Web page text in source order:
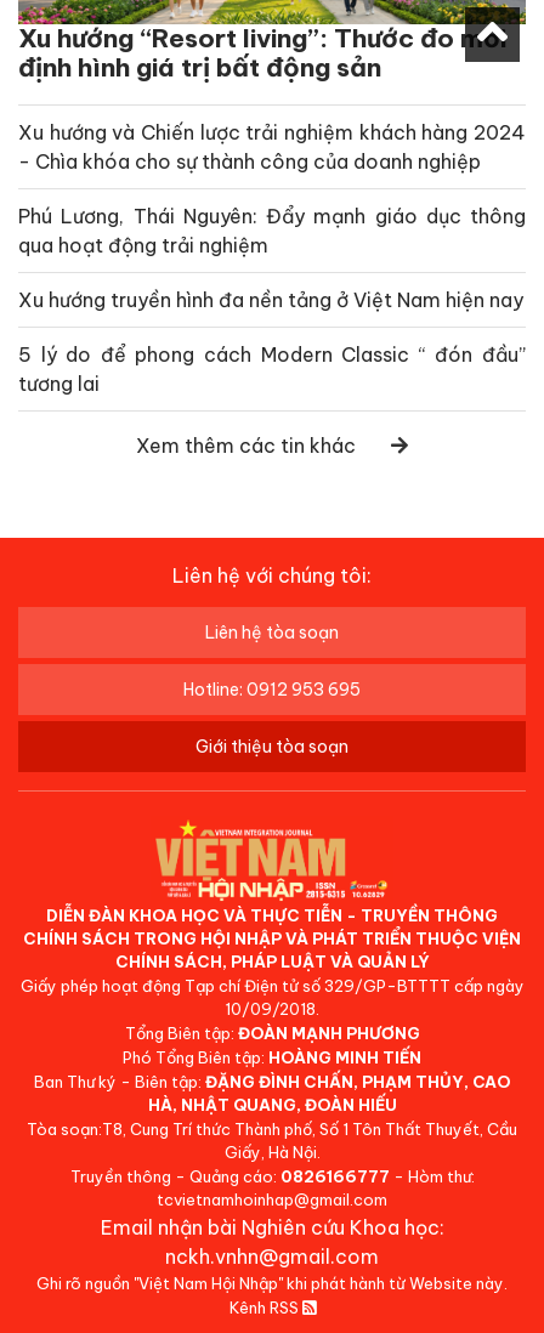
Xu hướng “Resort living”: Thước đo mới
định hình giá trị bất động sản
Xu hướng và Chiến lược trải nghiệm khách hàng 2024
- Chìa khóa cho sự thành công của doanh nghiệp
Phú Lương, Thái Nguyên: Đẩy mạnh giáo dục thông
qua hoạt động trải nghiệm
Xu hướng truyền hình đa nền tảng ở Việt Nam hiện nay
5 lý do để phong cách Modern Classic “ đón đầu”
tương lai
Xem thêm các tin khác
Liên hệ với chúng tôi:
Liên hệ tòa soạn
Hotline: 0912 953 695
Giới thiệu tòa soạn
DIỄN ĐÀN KHOA HỌC VÀ THỰC TIỄN - TRUYỀN THÔNG
CHÍNH SÁCH TRONG HỘI NHẬP VÀ PHÁT TRIỂN THUỘC VIỆN
CHÍNH SÁCH, PHÁP LUẬT VÀ QUẢN LÝ
Giấy phép hoạt động Tạp chí Điện tử số 329/GP-BTTTT cấp ngày
10/09/2018.
Tổng Biên tập: ĐOÀN MẠNH PHƯƠNG
Phó Tổng Biên tập: HOÀNG MINH TIẾN
Ban Thư ký - Biên tập: ĐẶNG ĐÌNH CHẤN, PHẠM THỦY, CAO
HÀ, NHẬT QUANG, ĐOÀN HIẾU
Tòa soạn:T8, Cung Trí thức Thành phố, Số 1 Tôn Thất Thuyết, Cầu
Giấy, Hà Nội.
Truyền thông - Quảng cáo: 0826166777 - Hòm thư:
tcvietnamhoinhap@gmail.com
Email nhận bài Nghiên cứu Khoa học:
nckh.vnhn@gmail.com
Ghi rõ nguồn "Việt Nam Hội Nhập" khi phát hành từ Website này.
Kênh RSS